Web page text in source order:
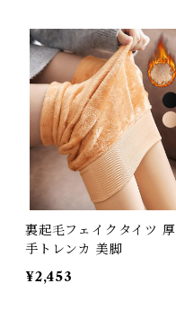
裏起毛フェイクタイツ 厚
手トレンカ 美脚
¥2,453